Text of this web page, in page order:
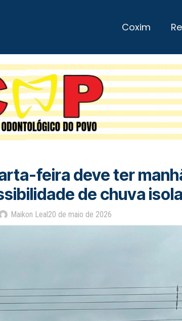
Coxim
feira deve ter
de chuva
Maikon Leal 20 de maio de 2026